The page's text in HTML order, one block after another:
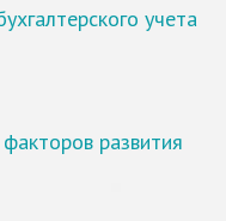
учета
развития